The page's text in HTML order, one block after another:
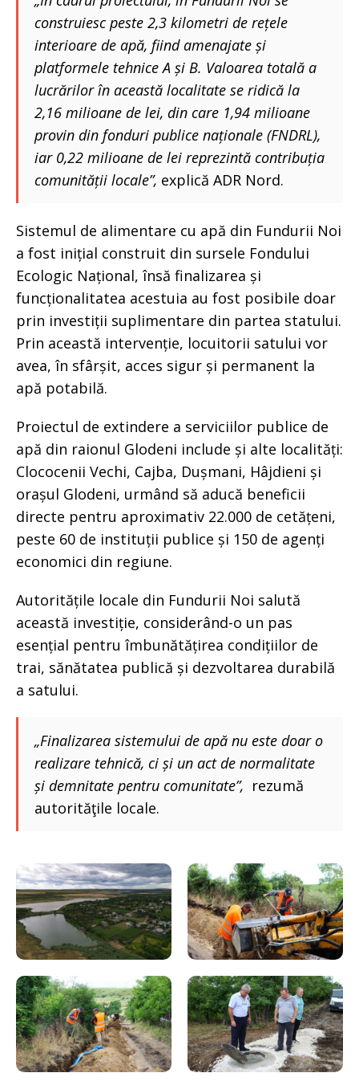
construiesc peste 2,3 kilometri de rețele
interioare de apă, fiind amenajate și
platformele tehnice A și B. Valoarea totală a
lucrărilor în această localitate se ridică la
2,16 milioane de lei, din care 1,94 milioane
provin din fonduri publice naționale (FNDRL),
iar 0,22 milioane de lei reprezintă contribuția
comunității locale”, explică ADR Nord.
Sistemul de alimentare cu apă din Fundurii Noi
a fost inițial construit din sursele Fondului
Ecologic Național, însă finalizarea și
funcționalitatea acestuia au fost posibile doar
prin investiții suplimentare din partea statului.
Prin această intervenție, locuitorii satului vor
avea, în sfârșit, acces sigur și permanent la
apă potabilă.
Proiectul de extindere a serviciilor publice de
apă din raionul Glodeni include și alte localități:
Clococenii Vechi, Cajba, Dușmani, Hâjdieni și
orașul Glodeni, urmând să aducă beneficii
directe pentru aproximativ 22.000 de cetățeni,
peste 60 de instituții publice și 150 de agenți
economici din regiune.
Autoritățile locale din Fundurii Noi salută
această investiție, considerând-o un pas
esențial pentru îmbunătățirea condițiilor de
trai, sănătatea publică și dezvoltarea durabilă
a satului.
„Finalizarea sistemului de apă nu este doar o
realizare tehnică, ci și un act de normalitate
și demnitate pentru comunitate”, rezumă
autorităţile locale.